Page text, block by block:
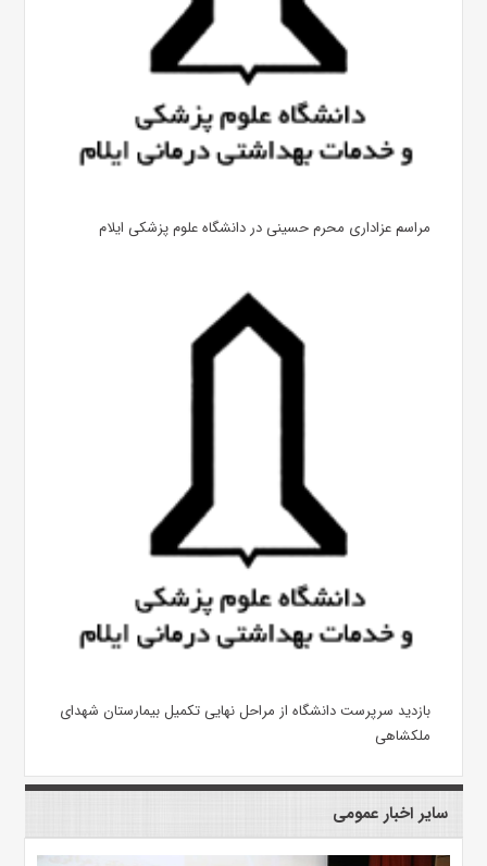
مراسم عزاداری محرم حسینی در دانشگاه علوم پزشکی ایلام
بازدید سرپرست دانشگاه از مراحل نهایی تکمیل بیمارستان شهدای
ملکشاهی
سایر اخبار عمومی